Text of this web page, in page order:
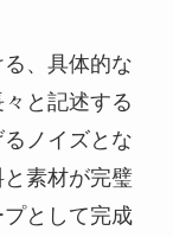
、具体的な
と記述する
ノイズとな
素材が完璧
として完成